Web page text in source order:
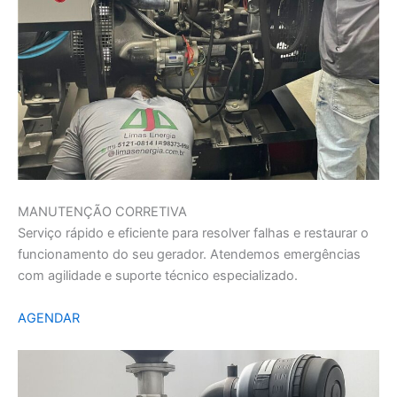
MANUTENÇÃO CORRETIVA
Serviço rápido e eficiente para resolver falhas e restaurar o
funcionamento do seu gerador. Atendemos emergências
com agilidade e suporte técnico especializado.
AGENDAR